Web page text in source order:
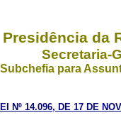
Presidência da
Secretaria-
Subchefia para
Nº 14.096, DE 17 DE